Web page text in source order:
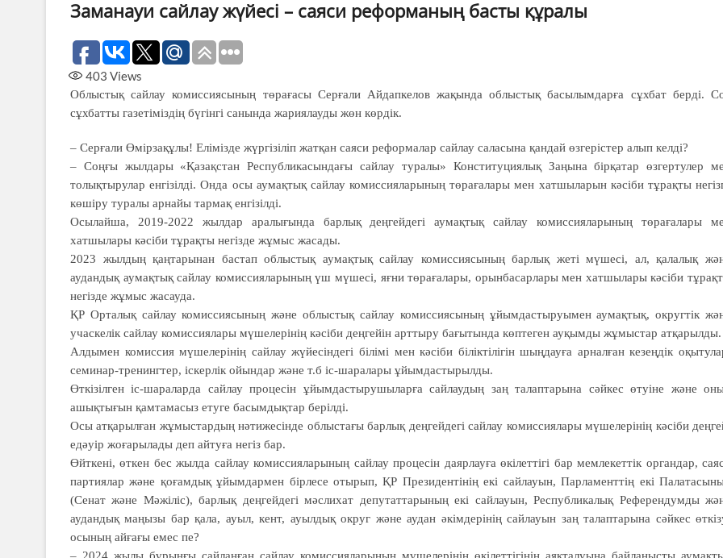
Заманауи сайлау жүйесі – саяси реформаның басты құралы
403 Views
Облыстық сайлау комиссиясының төрағасы Серғали Айдапкелов жақында облыстық басылымдарға сұхбат берді.
сұхбатты газетіміздің бүгінгі санында жариялауды жөн көрдік.
– Серғали Өмірзақұлы! Елімізде жүргізіліп жатқан саяси реформалар сайлау саласына қандай өзгерістер алып келді?
– Соңғы жылдары «Қазақстан Республи­касындағы сайлау туралы» Конституциялық Заңына бірқатар өзгертулер
толықтырулар енгізілді. Онда осы аумақтық сайлау комиссияларының төрағалары мен хатшыларын кәсіби тұрақты
көшіру туралы арнайы тармақ енгізілді.
Осылайша, 2019-2022 жылдар аралығында барлық деңгейдегі аумақтық сайлау комиссияларының төрағалары
хатшылары кәсіби тұрақты негізде жұмыс жасады.
2023 жылдың қаңтарынан бас­тап облыстық аумақтық сайлау комиссиясының барлық жеті мүшесі, ал, қалалық
аудандық аумақтық сай­лау комиссияларының үш мү­шесі, яғни төрағалары, орын­ба­сарлары мен хатшылары кәсіби
негізде жұмыс жасауда.
ҚР Орталық сайлау ко­миссиясының және облыстық сайлау комиссиясының ұйым­дастыруымен аумақтық, ок­руг­тік
учаскелік сайлау комис­сиялары мүшелерінің кәсіби деңгейін арттыру бағытында көптеген ауқымды жұмыстар атқарылды.
Алдымен комиссия мүше­лерінің сайлау жүйесіндегі білімі мен кәсіби біліктілігін шыңдауға арналған кезеңдік
семинар-тренингтер, іскер­лік ойындар және т.б іс-шаралары ұйымдастырылды.
Өткізілген іс-шара­лар­да сайлау про­цесін ұйым­дас­ты­ру­шыларға сайлаудың заң талаптарына сәйкес өтуіне және
ашықтығын қамтамасыз етуге басымдықтар берілді.
Осы атқарылған жұмыс­тардың нәти­жесінде облыстағы барлық дең­гейдегі сайлау ко­миссиялары мүшелерінің кәсіби
едәуір жоғарылады деп айтуға негіз бар.
Өйткені, өткен бес жылда сайлау комиссияларының сайлау процесін даярлауға өкілеттігі бар мемлекеттік органдар,
партиялар және қоғамдық ұйым­дармен бірлесе отырып, ҚР Президентінің екі сайлауын, Парламенттің екі
(Сенат және Мәжіліс), бар­лық деңгейдегі мәслихат депу­тат­тарының екі сайлауын, Респуб­ликалық Референдумды
аудандық маңызы бар қала, ауыл, кент, ауылдық округ және аудан әкімдерінің сайлауын заң талаптарына сәйкес
осының айғағы емес пе?